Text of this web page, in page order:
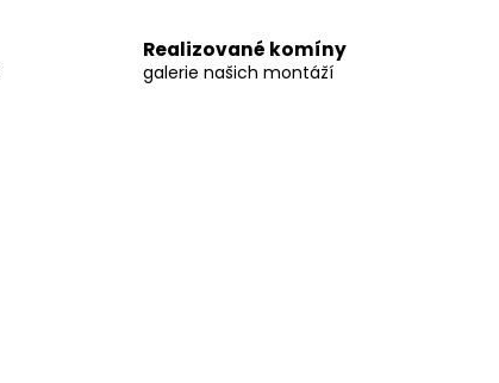
Realizované komíny
galerie našich montáží